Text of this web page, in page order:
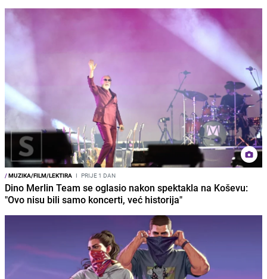
/MUZIKA/FILM/LEKTIRA I PRIJE 1 DAN
Dino Merlin Team se oglasio nakon spektakla na Koševu:
"Ovo nisu bili samo koncerti, već historija"